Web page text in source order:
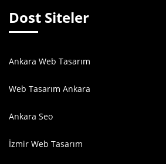
Dost Siteler
Ankara Web Tasarım
Web Tasarım Ankara
Ankara Seo
İzmir Web Tasarım